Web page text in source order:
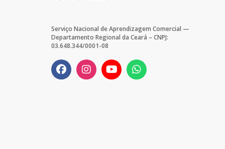
Serviço Nacional de Aprendizagem Comercial —
Departamento Regional da Ceará – CNPJ:
03.648.344/0001-08